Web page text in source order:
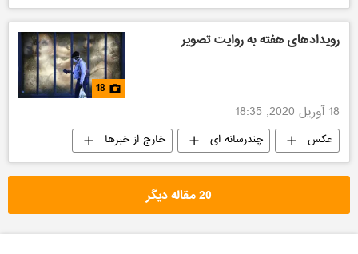
رویدادهای هفته به روایت تصویر
18
18 آوریل 2020, 18:35
عکس چندرسانه ای خارج از خبرها
20 مقاله دیگر